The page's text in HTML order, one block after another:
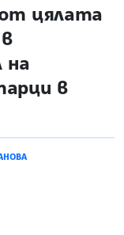
цялата
на
в